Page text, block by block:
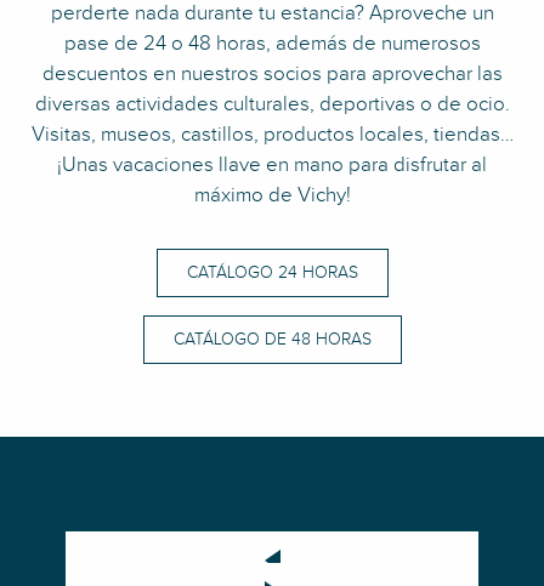
perderte nada durante tu estancia? Aproveche un
pase de 24 o 48 horas, además de numerosos
descuentos en nuestros socios para aprovechar las
diversas actividades culturales, deportivas o de ocio.
Visitas, museos, castillos, productos locales, tiendas…
¡Unas vacaciones llave en mano para disfrutar al
máximo de Vichy!
CATÁLOGO 24 HORAS
CATÁLOGO DE 48 HORAS